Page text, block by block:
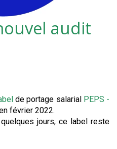
audit
de portage salarial PEPS -
février 2022.
jours, ce label reste